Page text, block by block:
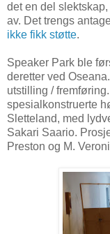
det en del
av. Det trengs
ikke fikk støtte.
Speaker Park ble
deretter ved
utstilling /
spesialkonstruerte
Sletteland, med
Sakari Saario.
Preston og M.